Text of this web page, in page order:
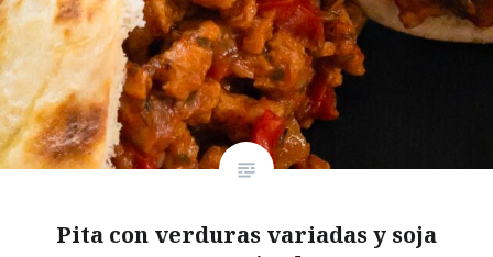
Pita con verduras variadas y soja